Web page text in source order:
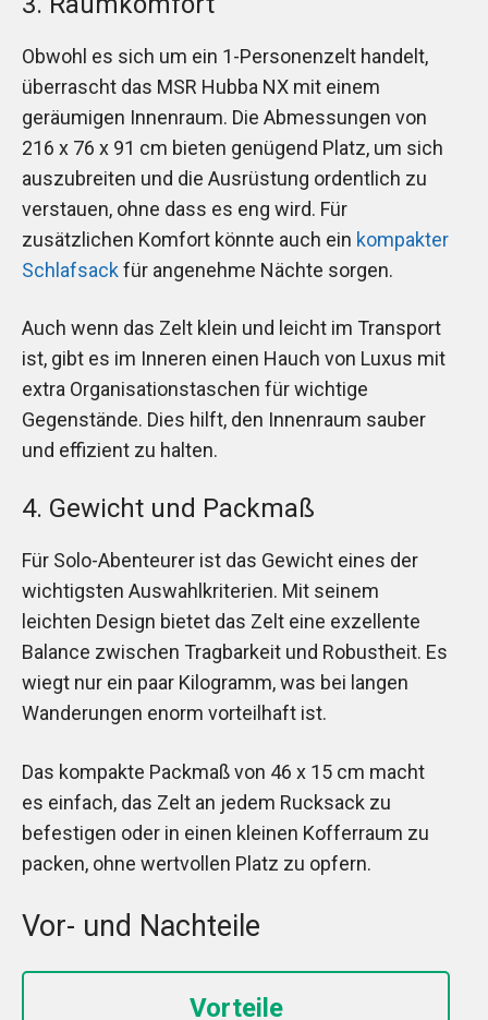
Obwohl es sich um ein 1-Personenzelt handelt,
überrascht das MSR Hubba NX mit einem
geräumigen Innenraum. Die Abmessungen von
216 x 76 x 91 cm bieten genügend Platz, um sich
auszubreiten und die Ausrüstung ordentlich zu
verstauen, ohne dass es eng wird. Für
zusätzlichen Komfort könnte auch ein kompakter
Schlafsack für angenehme Nächte sorgen.
Auch wenn das Zelt klein und leicht im Transport
ist, gibt es im Inneren einen Hauch von Luxus mit
extra Organisationstaschen für wichtige
Gegenstände. Dies hilft, den Innenraum sauber
und effizient zu halten.
4. Gewicht und Packmaß
Für Solo-Abenteurer ist das Gewicht eines der
wichtigsten Auswahlkriterien. Mit seinem
leichten Design bietet das Zelt eine exzellente
Balance zwischen Tragbarkeit und Robustheit. Es
wiegt nur ein paar Kilogramm, was bei langen
Wanderungen enorm vorteilhaft ist.
Das kompakte Packmaß von 46 x 15 cm macht
es einfach, das Zelt an jedem Rucksack zu
befestigen oder in einen kleinen Kofferraum zu
packen, ohne wertvollen Platz zu opfern.
Vor- und Nachteile
Vorteile